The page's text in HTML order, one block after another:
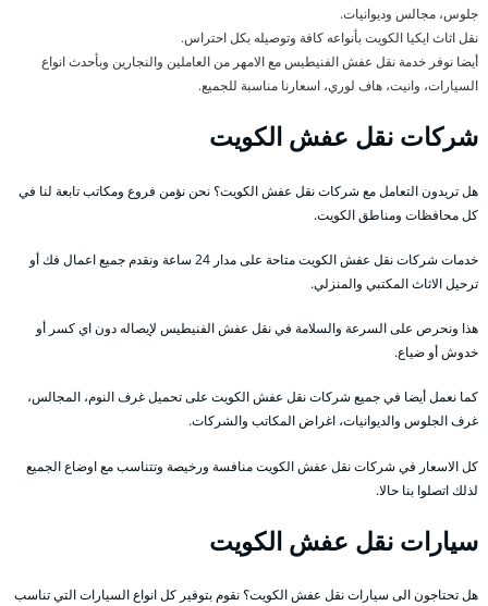
جلوس، مجالس وديوانيات.
نقل اثاث ايكيا الكويت بأنواعه كافة وتوصيله بكل احتراس.
أيضا نوفر خدمة نقل عفش الفنيطيس مع الامهر من العاملين والنجارين وبأحدث انواع
السيارات، وانيت، هاف لوري، اسعارنا مناسبة للجميع.
شركات نقل عفش الكويت
هل تريدون التعامل مع شركات نقل عفش الكويت؟ نحن نؤمن فروع ومكاتب تابعة لنا في
كل محافظات ومناطق الكويت.
خدمات شركات نقل عفش الكويت متاحة على مدار 24 ساعة ونقدم جميع اعمال فك أو
ترحيل الاثاث المكتبي والمنزلي.
هذا ونحرص على السرعة والسلامة في نقل عفش الفنيطيس لإيصاله دون اي كسر أو
خدوش أو ضياع.
كما نعمل أيضا في جميع شركات نقل عفش الكويت على تحميل غرف النوم، المجالس،
غرف الجلوس والديوانيات، اغراض المكاتب والشركات.
كل الاسعار في شركات نقل عفش الكويت منافسة ورخيصة وتتناسب مع اوضاع الجميع
لذلك اتصلوا بنا حالا.
سيارات نقل عفش الكويت
هل تحتاجون الى سيارات نقل عفش الكويت؟ نقوم بتوفير كل انواع السيارات التي تناسب